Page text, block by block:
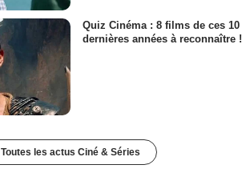
Quiz Cinéma : 8 films de ces 10
dernières années à reconnaître !
Toutes les actus Ciné & Séries